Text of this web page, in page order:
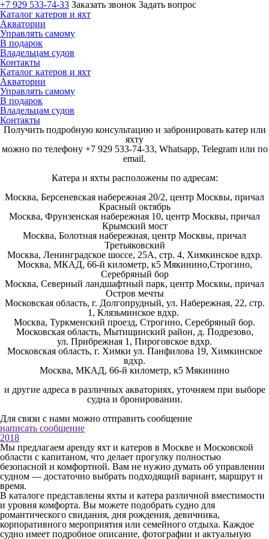
+7 929 533-74-33 Заказать звонок Задать вопрос
Каталог катеров и яхт
Акватории
Управлять самому
В подарок
Владельцам судов
Контакты
Каталог катеров и яхт
Акватории
Управлять самому
В подарок
Владельцам судов
Контакты
Получить подробную консультацию и забронировать катер или
яхту
можно по телефону +7 929 533-74-33, Whatsapp, Telegram или по
email.
Катера и яхты расположены по адресам:
Москва, Берсеневская набережная 20/2, центр Москвы, причал
Красный октябрь
Москва, Фрунзенская набережная 10, центр Москвы, причал
Крымский мост
Москва, Болотная набережная, центр Москвы, причал
Третьяковский
Москва, Ленинградское шоссе, 25А, стр. 4, Химкинское вдхр.
Москва, МКАД, 66-й километр, к5 Мякинино,Строгино,
Серебряный бор
Москва, Северный ландшафтный парк, центр Москвы, причал
Остров мечты
Московская область, г. Долгопрудный, ул. Набережная, 22, стр.
1, Клязьминское вдхр.
Москва, Туркменский проезд, Строгино, Серебряный бор.
Московская область, Мытищинский район, д. Подрезово,
ул. Прибрежная 1, Пироговское вдхр.
Московская область, г. Химки ул. Панфилова 19, Химкинское
вдхр.
Москва, МКАД, 66-й километр, к5 Мякинино
и другие адреса в различных акваториях, уточняем при выборе
судна и бронировании.
Для связи с нами можно отправить сообщение
написать сообщение
2018
Мы предлагаем аренду яхт и катеров в Москве и Московской
области с капитаном, что делает прогулку полностью
безопасной и комфортной. Вам не нужно думать об управлении
судном — достаточно выбрать подходящий вариант, маршрут и
время.
В каталоге представлены яхты и катера различной вместимости
и уровня комфорта. Вы можете подобрать судно для
романтического свидания, дня рождения, девичника,
корпоративного мероприятия или семейного отдыха. Каждое
судно имеет подробное описание, фотографии и актуальную